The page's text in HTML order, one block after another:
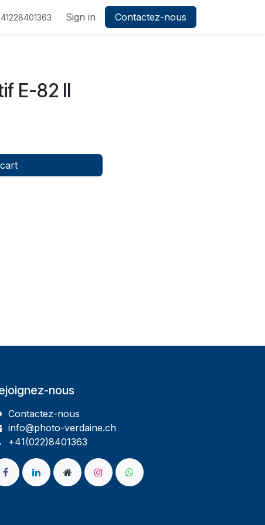
Sign in Contactez-nous
E-82 II
nous
Contactez-nous
info@photo-verdaine.ch​
​​+41(022)8401363